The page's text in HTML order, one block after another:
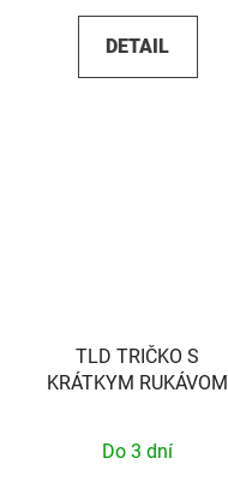
DETAIL
TLD TRIČKO S
KRÁTKYM RUKÁVOM
Do 3 dní